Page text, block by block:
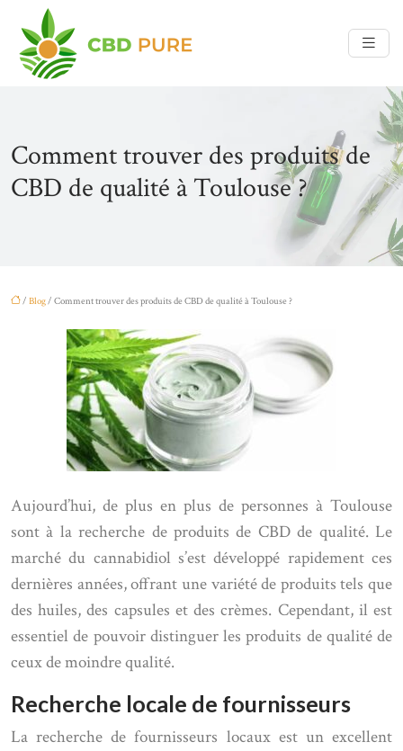
Comment trouver des produits de
CBD de qualité à Toulouse ?
/ Blog/ Comment trouver des produits de CBD de qualité à Toulouse ?
Aujourd’hui, de plus en plus de personnes à Toulouse
sont à la recherche de produits de CBD de qualité. Le
marché du cannabidiol s’est développé rapidement ces
dernières années, offrant une variété de produits tels que
des huiles, des capsules et des crèmes. Cependant, il est
essentiel de pouvoir distinguer les produits de qualité de
ceux de moindre qualité.
Recherche locale de fournisseurs
La recherche de fournisseurs locaux est un excellent